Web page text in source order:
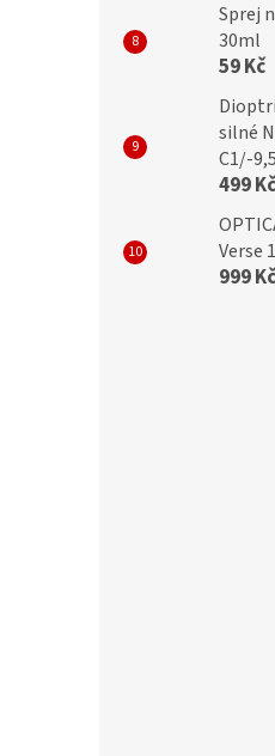
Sprej
30ml
59 Kč
silné
C1/-
499 Kč
Verse
999 Kč